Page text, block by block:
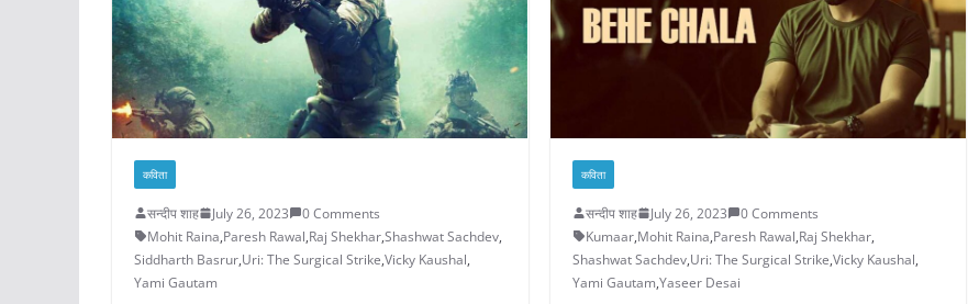
कविता
सन्दीप शाह July 26, 2023
0 Comments
Mohit Raina,Paresh Rawal,Raj Shekhar,Shashwat Sachdev,
Siddharth Basrur,Uri: The Surgical Strike,Vicky Kaushal,
Yami Gautam
कविता
सन्दीप शाह July 26, 2023
0 Comments
Kumaar,Mohit Raina,Paresh Rawal,Raj Shekhar,
Shashwat Sachdev,Uri: The Surgical Strike,Vicky Kaushal,
Yami Gautam,Yaseer Desai